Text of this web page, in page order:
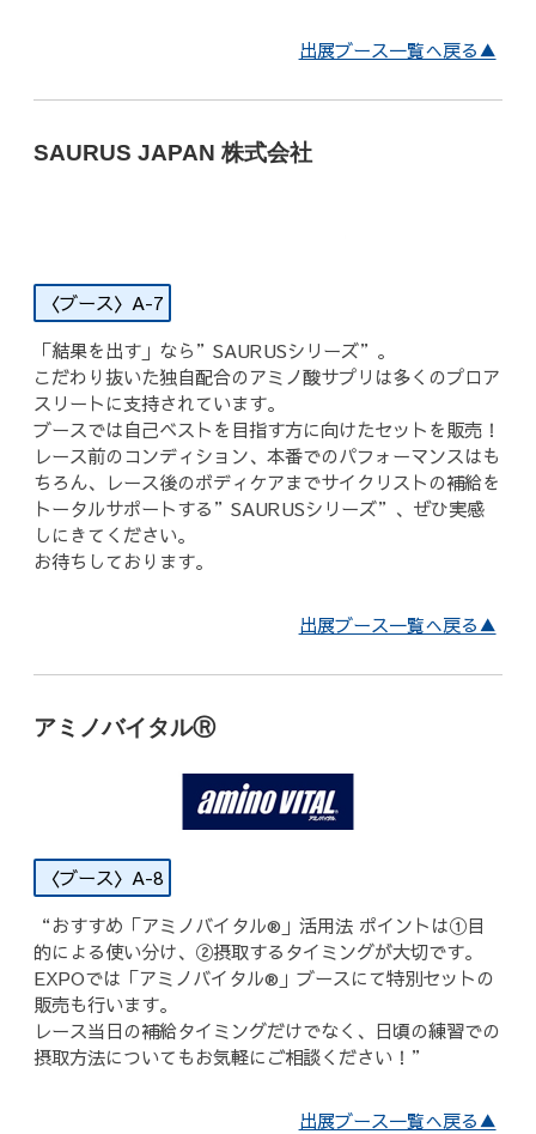
取材をご希望の方はこちら
公式グッズ
EXPO2026
ENGLISH
簡体字
繁体字
出展ブース一覧へ戻る▲
SAURUS JAPAN 株式会社
A-7
「結果を出す」なら”SAURUSシリーズ”。
こだわり抜いた独自配合のアミノ酸サプリは多くのプロア
スリートに支持されています。
ブースでは自己ベストを目指す方に向けたセットを販売！
レース前のコンディション、本番でのパフォーマンスはも
ちろん、レース後のボディケアまでサイクリストの補給を
トータルサポートする”SAURUSシリーズ”、ぜひ実感
しにきてください。
お待ちしております。
出展ブース一覧へ戻る▲
アミノバイタルⓇ
A-8
“おすすめ「アミノバイタル®」活用法 ポイントは①目
的による使い分け、②摂取するタイミングが大切です。
EXPOでは「アミノバイタル®」ブースにて特別セットの
販売も行います。
レース当日の補給タイミングだけでなく、日頃の練習での
摂取方法についてもお気軽にご相談ください！”
出展ブース一覧へ戻る▲